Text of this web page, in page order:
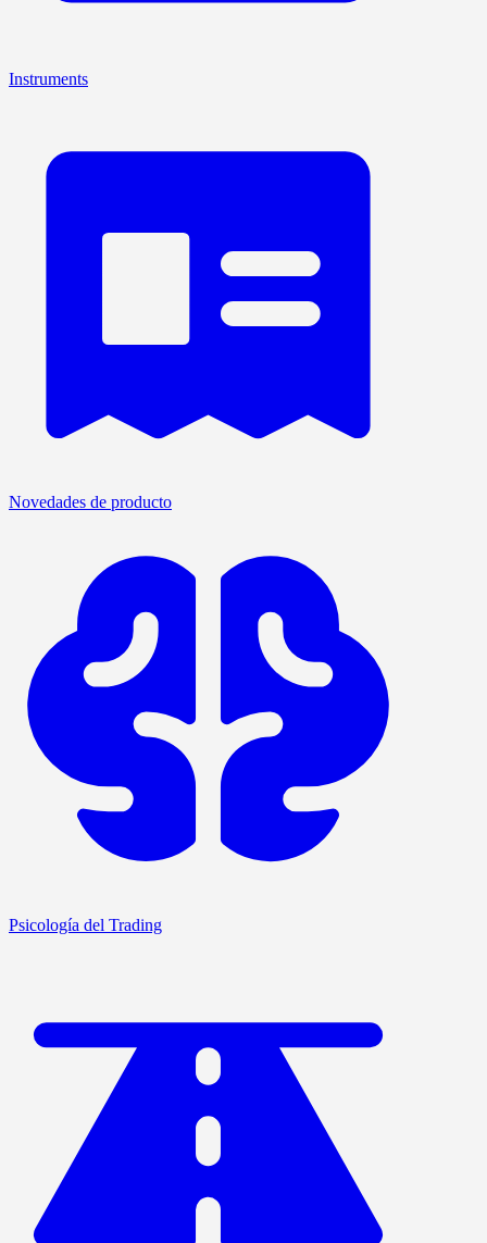
Instruments
Novedades de producto
Psicología del Trading